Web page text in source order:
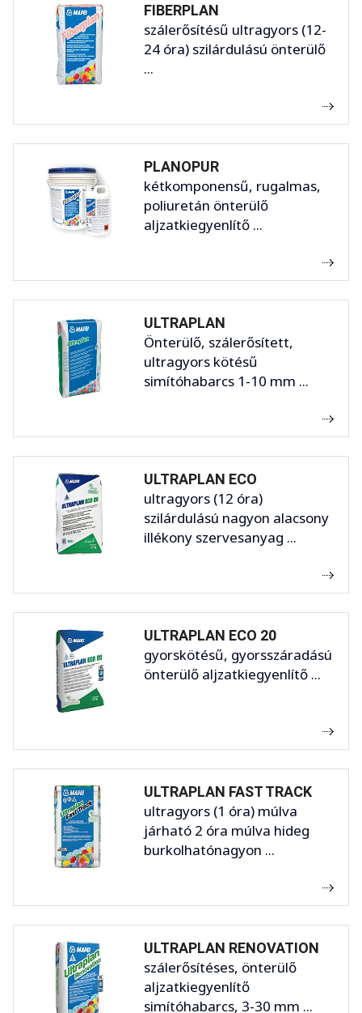
FIBERPLAN
szálerősítésű ultragyors (12-
24 óra) szilárdulású önterülő
...
PLANOPUR
kétkomponensű, rugalmas,
poliuretán önterülő
aljzatkiegyenlítő ...
ULTRAPLAN
Önterülő, szálerősített,
ultragyors kötésű
simítóhabarcs 1-10 mm ...
ULTRAPLAN ECO
ultragyors (12 óra)
szilárdulású nagyon alacsony
illékony szervesanyag ...
ULTRAPLAN ECO 20
gyorskötésű, gyorsszáradású
önterülő aljzatkiegyenlítő ...
ULTRAPLAN FAST TRACK
ultragyors (1 óra) múlva
járható 2 óra múlva hideg
burkolhatónagyon ...
ULTRAPLAN RENOVATION
szálerősítéses, önterülő
aljzatkiegyenlítő
simítóhabarcs, 3-30 mm ...